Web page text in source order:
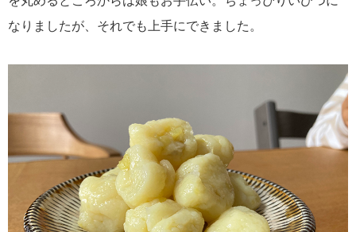
なりましたが、それでも上手にできました。